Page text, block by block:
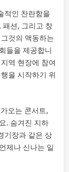
적인 찬란함을
패션, 그리고 창
것의 맥동하는
들을 제공합니
역 현장에 참여
을 시작하기 위
오는 콘서트,
. 숨겨진 지하
기장과 같은 상
제나 신나는 일